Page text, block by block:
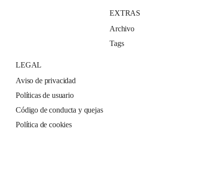
EXTRAS
Archivo
Tags
LEGAL
Aviso de privacidad
Políticas de usuario
Código de conducta y quejas
Política de cookies